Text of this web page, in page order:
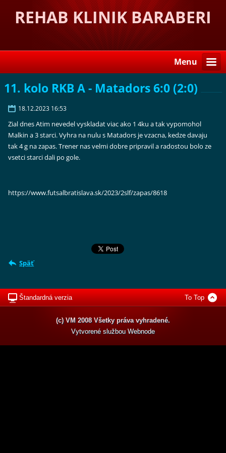
REHAB KLINIK BARABERI
Menu
11. kolo RKB A - Matadors 6:0 (2:0)
18.12.2023 16:53
Zial dnes Atim nevedel vyskladat viac ako 1 4ku a tak vypomohol
Malkin a 3 starci. Vyhra na nulu s Matadors je vzacna, kedze davaju
tak 4 g na zapas. Trener nas velmi dobre pripravil a radostou bolo ze
vsetci starci dali po gole.
https://www.futsalbratislava.sk/2023/2slf/zapas/8618
Späť
Štandardná verzia To Top
(c) VM 2008 Všetky práva vyhradené.
Vytvorené službou Webnode